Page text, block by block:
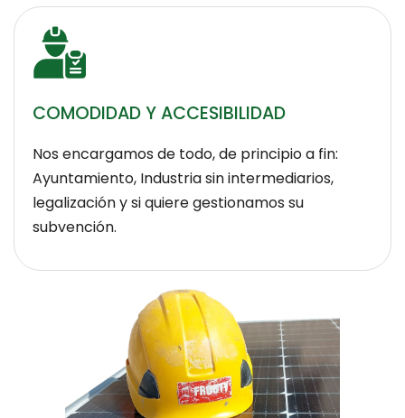
COMODIDAD Y ACCESIBILIDAD
Nos encargamos de todo, de principio a fin:
Ayuntamiento, Industria sin intermediarios,
legalización y si quiere gestionamos su
subvención.